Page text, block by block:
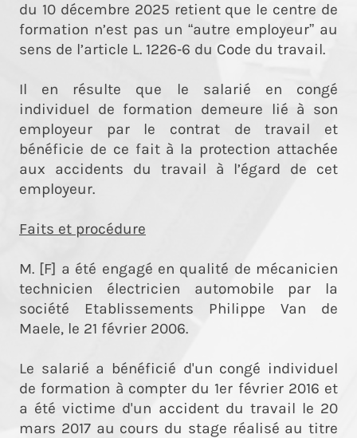
du 10 décembre 2025 retient que le centre de
formation n’est pas un “autre employeur” au
sens de l’article L. 1226‑6 du Code du travail.
Il en résulte que le salarié en congé
individuel de formation demeure lié à son
employeur par le contrat de travail et
bénéficie de ce fait à la protection attachée
aux accidents du travail à l’égard de cet
employeur.
Faits et procédure
M. [F] a été engagé en qualité de mécanicien
technicien électricien automobile par la
société Etablissements Philippe Van de
Maele, le 21 février 2006.
Le salarié a bénéficié d'un congé individuel
de formation à compter du 1er février 2016 et
a été victime d'un accident du travail le 20
mars 2017 au cours du stage réalisé au titre